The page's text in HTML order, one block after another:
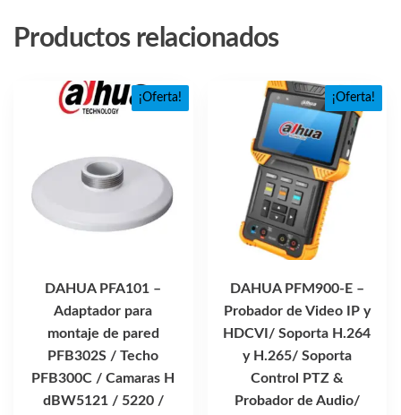
Productos relacionados
¡Oferta!
DAHUA PFA101 –
Adaptador para
montaje de pared
PFB302S / Techo
PFB300C / Camaras H
dBW5121 / 5220 /
¡Oferta!
DAHUA PFM900-E –
Probador de Video IP y
HDCVI/ Soporta H.264
y H.265/ Soporta
Control PTZ &
Probador de Audio/